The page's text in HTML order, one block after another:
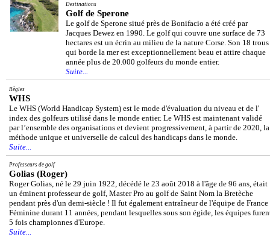
Destinations
Golf de Sperone
Le golf de Sperone situé près de Bonifacio a été créé par
Jacques Dewez en 1990. Le golf qui couvre une surface de 73
hectares est un écrin au milieu de la nature Corse. Son 18 trous
qui borde la mer est exceptionnellement beau et attire chaque
année plus de 20.000 golfeurs du monde entier.
Suite...
Règles
WHS
Le WHS (World Handicap System) est le mode d'évaluation du niveau et de l'
index des golfeurs utilisé dans le monde entier. Le WHS est maintenant validé
par l’ensemble des organisations et devient progressivement, à partir de 2020, la
méthode unique et universelle de calcul des handicaps dans le monde.
Suite...
Professeurs de golf
Golias (Roger)
Roger Golias, né le 29 juin 1922, décédé le 23 août 2018 à l'âge de 96 ans, était
un éminent professeur de golf, Master Pro au golf de Saint Nom la Bretèche
pendant près d'un demi-siècle ! Il fut également entraîneur de l'équipe de France
Féminine durant 11 années, pendant lesquelles sous son égide, les équipes
5 fois championnes d'Europe.
Suite...